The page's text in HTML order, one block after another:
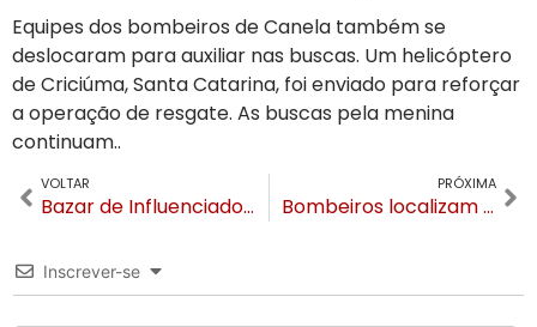
Equipes dos bombeiros de Canela também se
deslocaram para auxiliar nas buscas. Um helicóptero
de Criciúma, Santa Catarina, foi enviado para reforçar
a operação de resgate. As buscas pela menina
continuam..
VOLTAR
Bazar de Influenciadoras em Gramado une moda e solidariedade neste sábado (12) na Villa Santa Claus
PRÓXIMA
Bombeiros localizam criança que caiu no Cânion Fortaleza; Resgate será por rapel
Inscrever-se